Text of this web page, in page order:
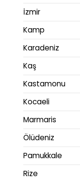
İzmir
Kamp
Karadeniz
Kaş
Kastamonu
Kocaeli
Marmaris
Ölüdeniz
Pamukkale
Rize